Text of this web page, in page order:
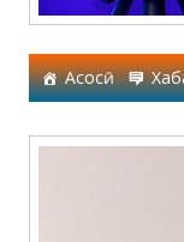
Асосӣ